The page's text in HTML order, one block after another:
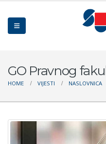
GO Pravnog
HOME VIJESTI NASLOVNICA